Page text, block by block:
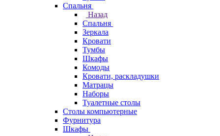
Спальня
Назад
Спальня
Зеркала
Кровати
Тумбы
Шкафы
Комоды
Кровати, раскладушки
Матрацы
Наборы
Туалетные столы
Столы компьютерные
Фурнитура
Шкафы